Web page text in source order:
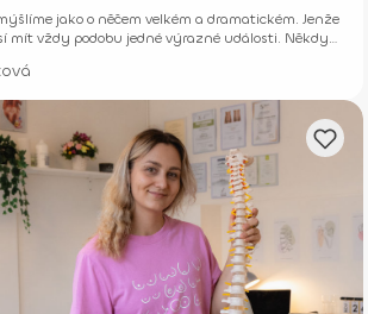
jako o něčem velkém a dramatickém. Jenže
mít vždy podobu jedné výrazné události. Někdy